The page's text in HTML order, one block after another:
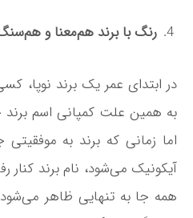
رنگ با برند هم­‌معنا و
در ابتدای عمر یک برند نوپا،
به همین علت کمپانی اسم برند
اما زمانی که برند به
آیکونیک می‌­شود، نام برند
همه جا به تنهایی ظاهر می‌­شود.